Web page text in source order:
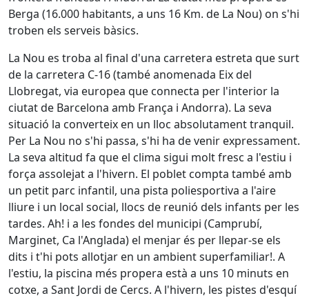
Berga (16.000 habitants, a uns 16 Km. de La Nou) on s'hi
troben els serveis bàsics.
La Nou es troba al final d'una carretera estreta que surt
de la carretera C-16 (també anomenada Eix del
Llobregat, via europea que connecta per l'interior la
ciutat de Barcelona amb França i Andorra). La seva
situació la converteix en un lloc absolutament tranquil.
Per La Nou no s'hi passa, s'hi ha de venir expressament.
La seva altitud fa que el clima sigui molt fresc a l'estiu i
força assolejat a l'hivern. El poblet compta també amb
un petit parc infantil, una pista poliesportiva a l'aire
lliure i un local social, llocs de reunió dels infants per les
tardes. Ah! i a les fondes del municipi (Camprubí,
Marginet, Ca l'Anglada) el menjar és per llepar-se els
dits i t'hi pots allotjar en un ambient superfamiliar!. A
l'estiu, la piscina més propera està a uns 10 minuts en
cotxe, a Sant Jordi de Cercs. A l'hivern, les pistes d'esquí